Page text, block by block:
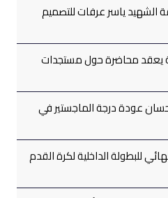
ياسر عرفات للتصميم
يعقد محاضرة حول مستجدات
عودة درجة الماجستير في
للبطولة الداخلية لكرة القدم